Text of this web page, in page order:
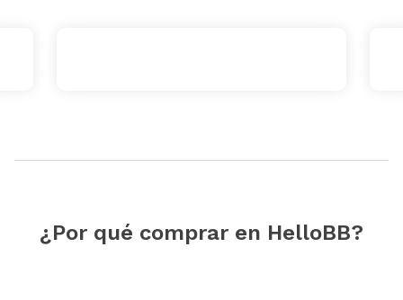
¿Por qué comprar en HelloBB?